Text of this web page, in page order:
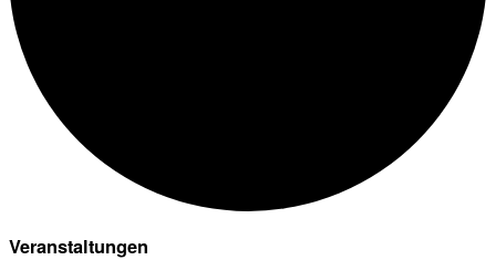
Veranstaltungen